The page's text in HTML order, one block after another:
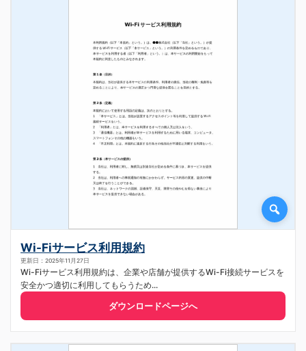
Wi-Fiサービス利用規約
更新日：2025年11月27日
Wi-Fiサービス利用規約は、企業や店舗が提供するWi-Fi接続サービスを
安全かつ適切に利用してもらうため...
ダウンロードページへ